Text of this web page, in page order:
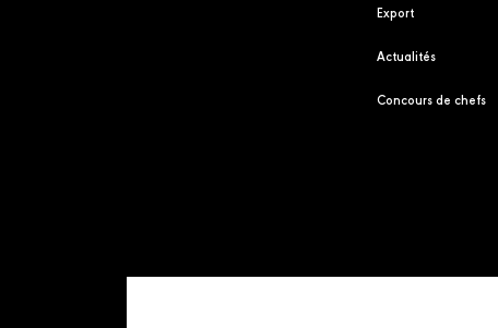
Export
Actualités
Concours de chefs